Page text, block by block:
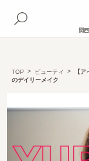
関
TOP ビューティ
【
のデイリーメイク